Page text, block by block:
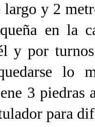
largo y 2
en la
y por
lo
3 piedras
para